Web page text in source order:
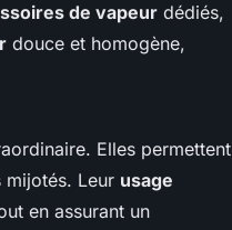
de vapeur dédiés,
douce et homogène,
Elles permettent
mijotés. Leur usage
en assurant un